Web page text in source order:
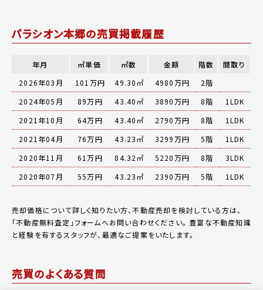
パラシオン本郷の売買掲載履歴
年月 ㎡単価 ㎡数 金額 階数
間取り
2026年03月
101万円 49.30㎡ 4980万円
2階
2024年05月
89万円 43.40㎡ 3890万円 8階
1LDK
2021年10月
64万円 43.40㎡ 2790万円 8階
1LDK
2021年04月
76万円 43.23㎡ 3299万円 5階
1LDK
2020年11月
61万円 84.32㎡ 5220万円 8階
3LDK
2020年07月
55万円 43.23㎡ 2390万円 5階 1LDK
売却価格について詳しく知りたい方、不動産売却を検討している方は、
「不動産無料査定 」フォームへお問い合わせください。 豊富な不動産知識
と経験を有するスタッフが、最適なご提案をいたします。
売買のよくある質問